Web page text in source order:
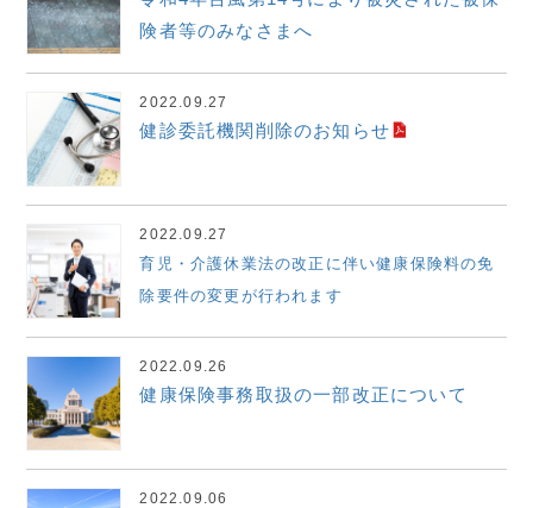
険者等のみなさまへ
2022.09.27
健診委託機関削除のお知らせ
2022.09.27
育児・介護休業法の改正に伴い健康保険料の免
除要件の変更が行われます
2022.09.26
健康保険事務取扱の一部改正について
2022.09.06